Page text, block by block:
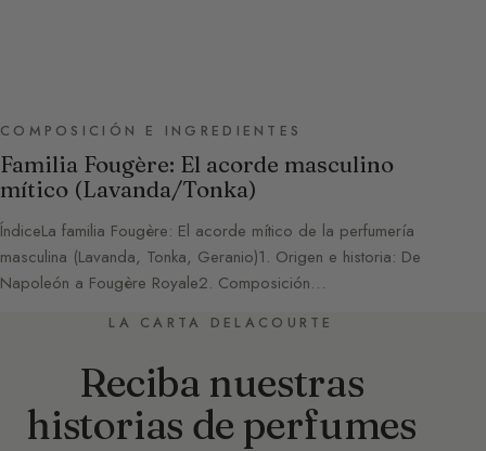
COMPOSICIÓN E INGREDIENTES
Familia Fougère: El acorde masculino
mítico (Lavanda/Tonka)
ÍndiceLa familia Fougère: El acorde mítico de la perfumería
masculina (Lavanda, Tonka, Geranio)1. Origen e historia: De
Napoleón a Fougère Royale2. Composición…
LA CARTA DELACOURTE
Reciba nuestras
historias de perfumes